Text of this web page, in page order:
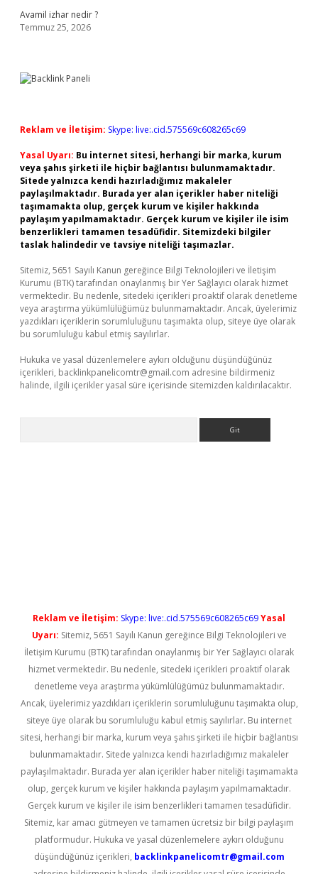
Avamil izhar nedir ?
Temmuz 25, 2026
Reklam ve İletişim: Skype: live:.cid.575569c608265c69
Yasal Uyarı: Bu internet sitesi, herhangi bir marka, kurum
veya şahıs şirketi ile hiçbir bağlantısı bulunmamaktadır.
Sitede yalnızca kendi hazırladığımız makaleler
paylaşılmaktadır. Burada yer alan içerikler haber niteliği
taşımamakta olup, gerçek kurum ve kişiler hakkında
paylaşım yapılmamaktadır. Gerçek kurum ve kişiler ile isim
benzerlikleri tamamen tesadüfidir. Sitemizdeki bilgiler
taslak halindedir ve tavsiye niteliği taşımazlar.
Sitemiz, 5651 Sayılı Kanun gereğince Bilgi Teknolojileri ve İletişim
Kurumu (BTK) tarafından onaylanmış bir Yer Sağlayıcı olarak hizmet
vermektedir. Bu nedenle, sitedeki içerikleri proaktif olarak denetleme
veya araştırma yükümlülüğümüz bulunmamaktadır. Ancak, üyelerimiz
yazdıkları içeriklerin sorumluluğunu taşımakta olup, siteye üye olarak
bu sorumluluğu kabul etmiş sayılırlar.
Hukuka ve yasal düzenlemelere aykırı olduğunu düşündüğünüz
içerikleri, backlinkpanelicomtr@gmail.com adresine bildirmeniz
halinde, ilgili içerikler yasal süre içerisinde sitemizden kaldırılacaktır.
Reklam ve İletişim: Skype: live:.cid.575569c608265c69Yasal
Uyarı: Sitemiz, 5651 Sayılı Kanun gereğince Bilgi Teknolojileri ve
İletişim Kurumu (BTK) tarafından onaylanmış bir Yer Sağlayıcı olarak
hizmet vermektedir. Bu nedenle, sitedeki içerikleri proaktif olarak
denetleme veya araştırma yükümlülüğümüz bulunmamaktadır.
Ancak, üyelerimiz yazdıkları içeriklerin sorumluluğunu taşımakta olup,
siteye üye olarak bu sorumluluğu kabul etmiş sayılırlar. Bu internet
sitesi, herhangi bir marka, kurum veya şahıs şirketi ile hiçbir bağlantısı
bulunmamaktadır. Sitede yalnızca kendi hazırladığımız makaleler
paylaşılmaktadır. Burada yer alan içerikler haber niteliği taşımamakta
olup, gerçek kurum ve kişiler hakkında paylaşım yapılmamaktadır.
Gerçek kurum ve kişiler ile isim benzerlikleri tamamen tesadüfidir.
Sitemiz, kar amacı gütmeyen ve tamamen ücretsiz bir bilgi paylaşım
platformudur. Hukuka ve yasal düzenlemelere aykırı olduğunu
düşündüğünüz içerikleri, backlinkpanelicomtr@gmail.com